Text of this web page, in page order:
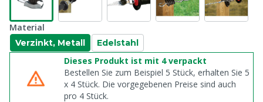
Material
Verzinkt, Metall Edelstahl
Dieses Produkt ist mit 4 verpackt
Bestellen Sie zum Beispiel 5 Stück, erhalten Sie 5
x 4 Stück. Die vorgegebenen Preise sind auch
pro 4 Stück.